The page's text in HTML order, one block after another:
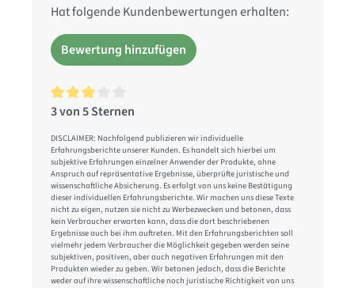
Hat folgende Kundenbewertungen erhalten:
Bewertung hinzufügen
Durchschnittliche Bewertung von 3 von 5 Sternen
3 von 5 Sternen
DISCLAIMER: Nachfolgend publizieren wir individuelle
Erfahrungsberichte unserer Kunden. Es handelt sich hierbei um
subjektive Erfahrungen einzelner Anwender der Produkte, ohne
Anspruch auf repräsentative Ergebnisse, überprüfte juristische und
wissenschaftliche Absicherung. Es erfolgt von uns keine Bestätigung
dieser individuellen Erfahrungsberichte. Wir machen uns diese Texte
nicht zu eigen, nutzen sie nicht zu Werbezwecken und betonen, dass
kein Verbraucher erwarten kann, dass die dort beschriebenen
Ergebnisse auch bei ihm auftreten. Mit den Erfahrungsberichten soll
vielmehr jedem Verbraucher die Möglichkeit gegeben werden seine
subjektiven, positiven, aber auch negativen Erfahrungen mit den
Produkten wieder zu geben. Wir betonen jedoch, dass die Berichte
weder auf ihre wissenschaftliche noch juristische Richtigkeit von uns